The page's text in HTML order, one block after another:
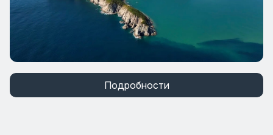
Подробности